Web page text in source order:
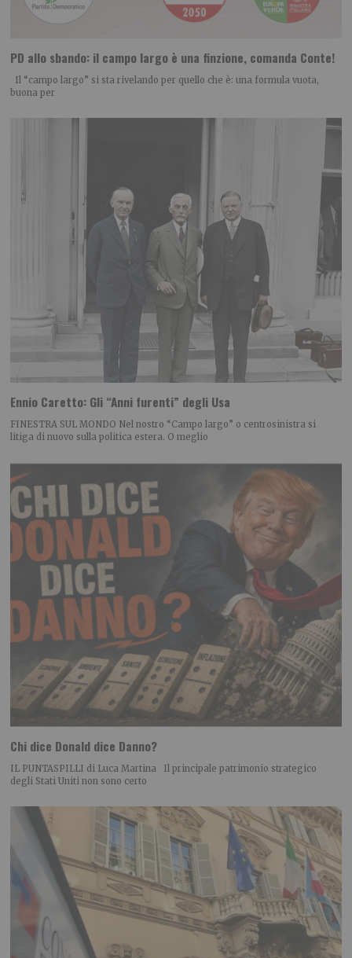
PD allo sbando: il campo largo è una finzione, comanda Conte!
Il “campo largo” si sta rivelando per quello che è: una formula vuota,
buona per
Ennio Caretto: Gli “Anni furenti” degli Usa
FINESTRA SUL MONDO Nel nostro “Campo largo” o centrosinistra si
litiga di nuovo sulla politica estera. O meglio
Chi dice Donald dice Danno?
IL PUNTASPILLI di Luca Martina Il principale patrimonio strategico
degli Stati Uniti non sono certo